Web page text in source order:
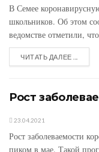
В Семее
школьников. Об этом
ведомстве отметили,
ЧИТАТЬ ДАЛЕЕ ...
Рост
23.04.2021
Рост заболеваемости
пиком в мае. Такой